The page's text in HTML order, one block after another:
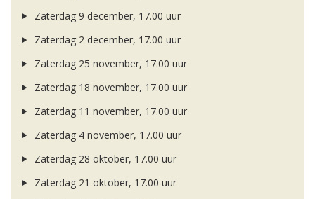
Zaterdag 9 december, 17.00 uur
Zaterdag 2 december, 17.00 uur
Zaterdag 25 november, 17.00 uur
Zaterdag 18 november, 17.00 uur
Zaterdag 11 november, 17.00 uur
Zaterdag 4 november, 17.00 uur
Zaterdag 28 oktober, 17.00 uur
Zaterdag 21 oktober, 17.00 uur